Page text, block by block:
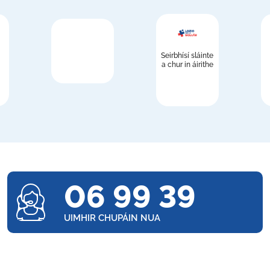
Seirbhísí sláinte
a chur in áirithe
06 99 39
UIMHIR CHUPÁIN NUA